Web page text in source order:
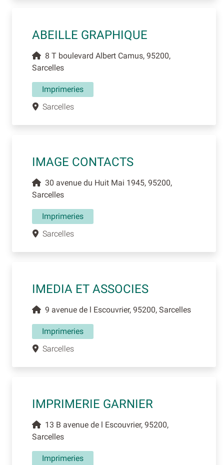
ABEILLE GRAPHIQUE
8 T boulevard Albert Camus, 95200,
Sarcelles
Imprimeries
Sarcelles
IMAGE CONTACTS
30 avenue du Huit Mai 1945, 95200,
Sarcelles
Imprimeries
Sarcelles
IMEDIA ET ASSOCIES
9 avenue de l Escouvrier, 95200, Sarcelles
Imprimeries
Sarcelles
IMPRIMERIE GARNIER
13 B avenue de l Escouvrier, 95200,
Sarcelles
Imprimeries